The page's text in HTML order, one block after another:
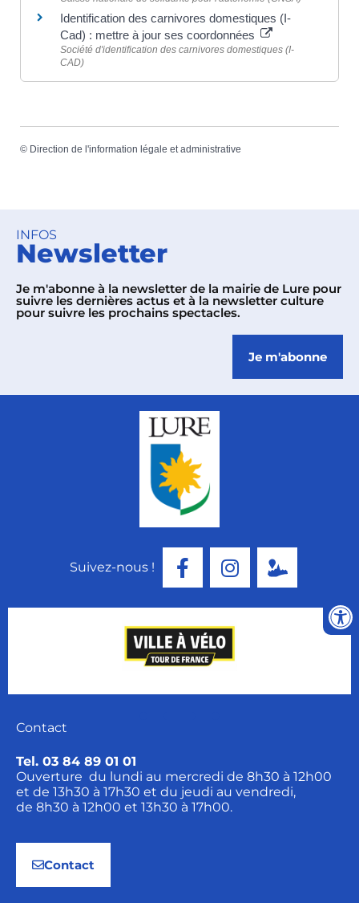
Identification des carnivores domestiques (I-
Cad) : mettre à jour ses coordonnées
Société d'identification des carnivores domestiques (I-
CAD)
© Direction de l'information légale et administrative
INFOS
Newsletter
Je m'abonne à la newsletter de la mairie de Lure pour
suivre les dernières actus et à la newsletter culture
pour suivre les prochains spectacles.
Je m'abonne
Suivez-nous !
Contact
Tel. 03 84 89 01 01
Ouverture du lundi au mercredi de 8h30 à 12h00
et de 13h30 à 17h30 et du jeudi au vendredi,
de 8h30 à 12h00 et 13h30 à 17h00.
Contact